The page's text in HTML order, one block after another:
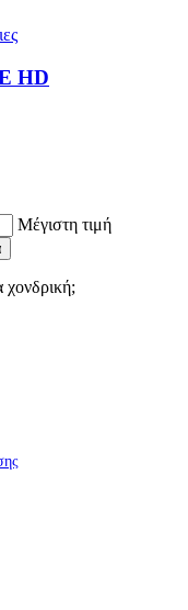
HD
Μέγιστη τιμή
χονδρική;